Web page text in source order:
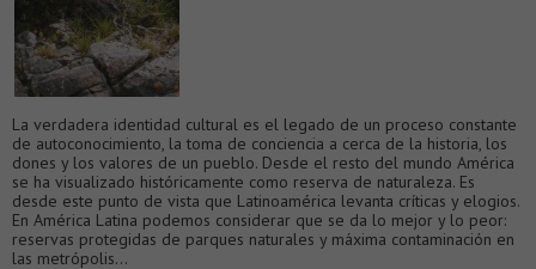
La verdadera identidad cultural es el legado de un proceso constante
de autoconocimiento, la toma de conciencia a cerca de la historia, los
dones y los valores de un pueblo. Desde el resto del mundo América
se ha visualizado históricamente como reserva de naturaleza. Es
desde este punto de vista que Latinoamérica levanta críticas y elogios.
En América Latina podemos considerar que se da lo mejor y lo peor:
reservas protegidas de parques naturales y máxima contaminación en
las metrópolis…